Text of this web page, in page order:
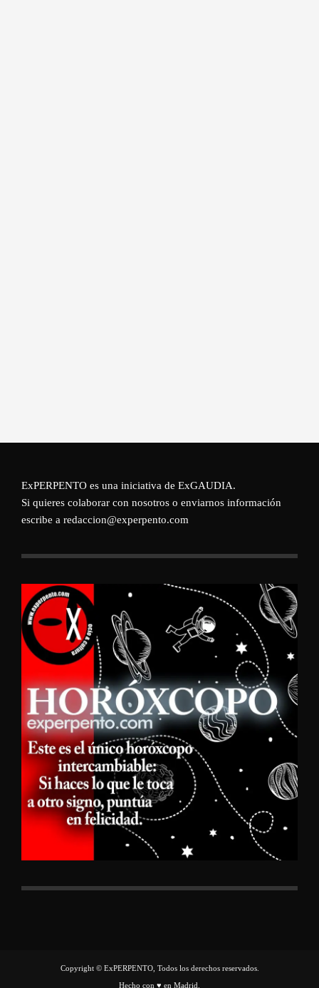
ExPERPENTO es una iniciativa de ExGAUDIA.
Si quieres colaborar con nosotros o enviarnos información
escribe a redaccion@experpento.com
Copyright © ExPERPENTO, Todos los derechos reservados.
Hecho con ♥ en Madrid.